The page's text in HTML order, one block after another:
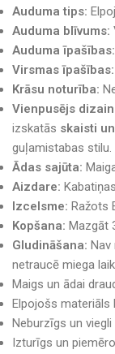
Auduma tips:
Auduma blīvums:
Auduma īpašības:
Virsmas īpašības:
Krāsu noturība:
Vienpusējs
izskatās skaisti
guļamistabas stilu.
Ādas sajūta:
Aizdare:
Izcelsme: Ražots
Kopšana: Mazgāt
Gludināšana: Nav
netraucē miega
Maigs un ādai
Elpojošs
Neburzīgs un viegli
Izturīgs un